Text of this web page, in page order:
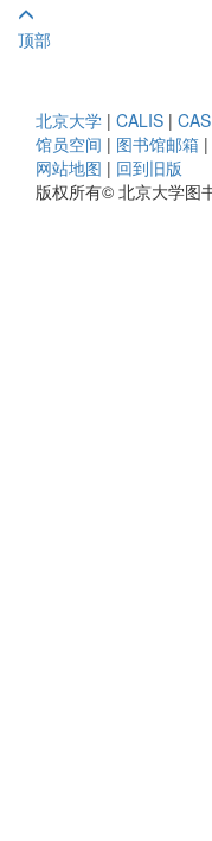
顶部
北京大学 | CALIS |
馆员空间 | 图书馆邮箱 |
网站地图 | 回到旧版
版权所有© 北京大学图